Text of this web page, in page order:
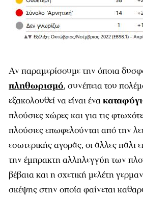
Αν παραμερίσουμε την όποια
πληθωρισμό, συνέπεια του
εξακολουθεί να είναι ένα
πλούσιες χώρες και για τις
πλούσιες επωφελούνται από την
εσωτερικής αγοράς, οι άλλες πάλι
την έμπρακτη αλληλεγγύη των
βέβαια και η σχετική μελέτη
σκέψης στην οποία φαίνεται